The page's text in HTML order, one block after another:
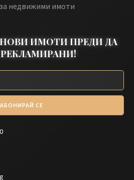
недвижими имоти
ИМОТИ ПРЕДИ ДА
АБОНИРАЙ СЕ